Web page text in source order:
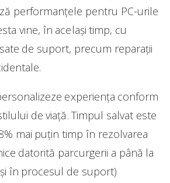
performanţele pentru PC-urile
vine, în același timp, cu
de suport, precum reparaţii
experiența conform
de viață. Timpul salvat este
mai puțin timp în rezolvarea
datorită parcurgerii a până la
în procesul de suport)